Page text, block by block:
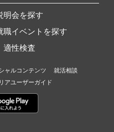
明会を探す
職イベントを探す
適性検査
ャルコンテンツ
就活相談
アユーザーガイド